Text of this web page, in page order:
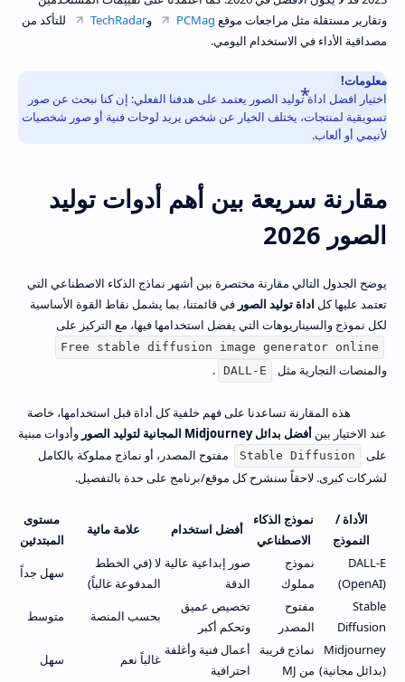
وتقارير مستقلة مثل مراجعات موقع PCMag وTechRadar
للتأكد من
مصداقية الأداء في الاستخدام اليومي.
معلومات!
اختيار افضل اداة توليد الصور يعتمد على هدفنا الفعلي: إن كنا نبحث عن صور
تسويقية لمنتجات، يختلف الخيار عن شخص يريد لوحات فنية أو صور شخصيات
لأنيمي أو ألعاب.
مقارنة سريعة بين أهم أدوات توليد
الصور 2026
يوضح الجدول التالي مقارنة مختصرة بين أشهر نماذج الذكاء الاصطناعي التي
تعتمد عليها كل اداة توليد الصور في قائمتنا، بما يشمل نقاط القوة الأساسية
لكل نموذج والسيناريوهات التي يفضل استخدامها فيها، مع التركيز على
Free stable diffusion image generator online
والمنصات التجارية مثل DALL-E
.
هذه المقارنة تساعدنا على فهم خلفية كل أداة قبل استخدامها، خاصة
عند الاختيار بين أفضل بدائل Midjourney المجانية لتوليد الصور
وأدوات مبنية
على
Stable Diffusion
مفتوح المصدر، أو نماذج مملوكة بالكامل
لشركات كبرى. لاحقاً سنشرح كل موقع/برنامج على حدة بالتفصيل.
الأداة /
النموذج
نموذج الذكاء
الاصطناعي
أفضل استخدام علامة مائية
مستوى
المبتدئين
DALL-E
(OpenAI)
نموذج
مملوك
صور إبداعية عالية
الدقة
لا (في الخطط
المدفوعة غالباً)
سهل جداً
Stable
Diffusion
مفتوح
المصدر
تخصيص عميق
وتحكم أكبر
بحسب المنصة متوسط
Midjourney
(بدائل مجانية)
نماذج قريبة
من MJ
أعمال فنية وأغلفة
احترافية
غالباً نعم سهل